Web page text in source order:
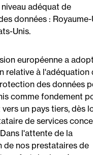
adéquat de
données : Royaume-
Unis.
européenne a
relative à l'adéquation
des données
comme fondement
un pays tiers, dès
de services
l'attente de la
de nos prestataires de